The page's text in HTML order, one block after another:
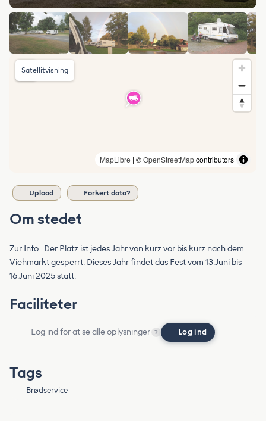
MapLibre | ©OpenStreetMapcontributors
Satellitvisning
Upload Forkert data?
Om stedet
Zur Info : Der Platz ist jedes Jahr von kurz vor bis kurz nach dem
Viehmarkt gesperrt. Dieses Jahr findet das Fest vom 13.Juni bis
16.Juni 2025 statt.
Faciliteter
Log ind for at se alle oplysninger ? Log ind
Tags
Brødservice